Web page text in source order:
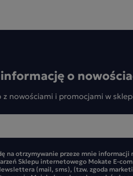
o
z nowościami i promocjami w
na otrzymywanie przeze mnie
Sklepu internetowego Mokate E-
(mail, sms), (tzw. zgoda